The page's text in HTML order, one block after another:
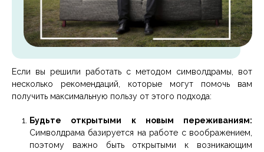
Если вы решили работать с методом символдрамы, вот
несколько рекомендаций, которые могут помочь вам
получить максимальную пользу от этого подхода:
Будьте открытыми к новым переживаниям:
Символдрама базируется на работе с воображением,
поэтому важно быть открытыми к возникающим